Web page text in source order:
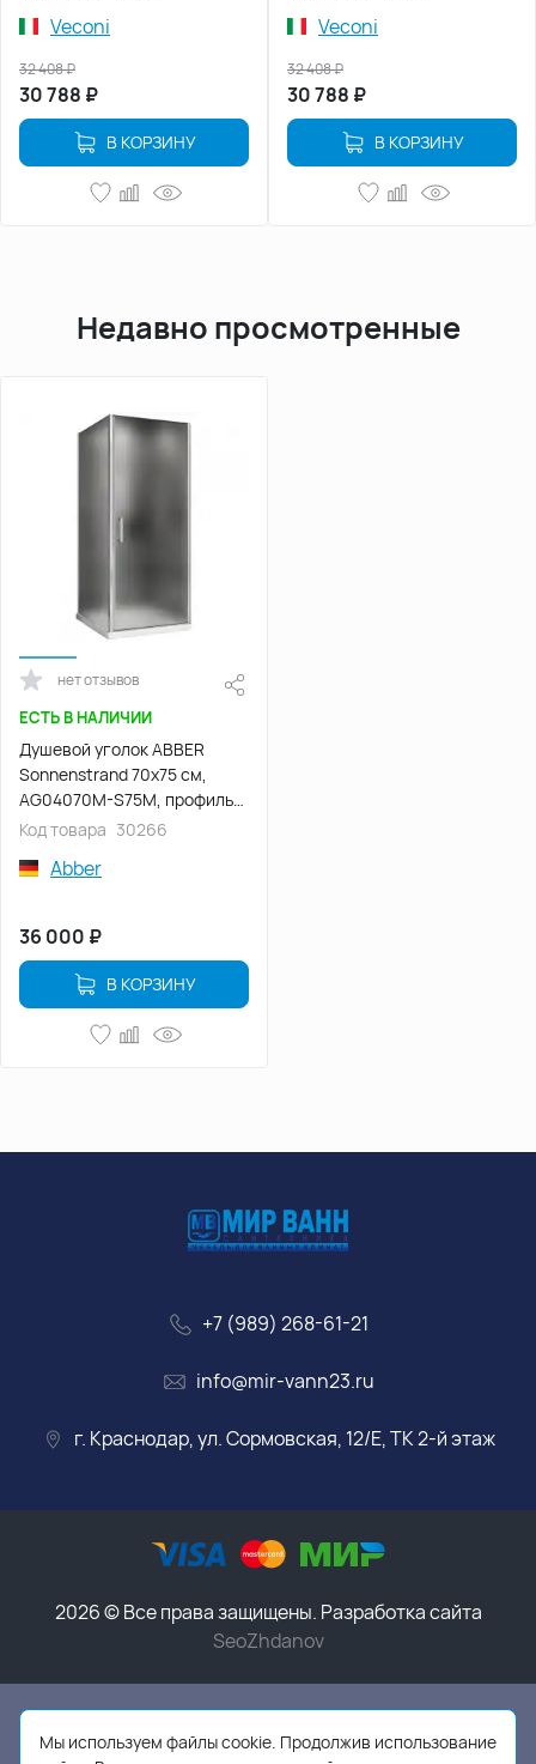
Veconi
30 788 ₽
32 408₽
В КОРЗИНУ
Veconi
30 788 ₽
32 408₽
В КОРЗИНУ
Недавно просмотренные
нет отзывов
ЕСТЬ В НАЛИЧИИ
Душевой уголок ABBER
Sonnenstrand 70х75 см,
AG04070M-S75M, профиль
хром, стекло матовое
Код товара 30266
Abber
36 000 ₽
В КОРЗИНУ
+7 (989) 268-61-21
info@mir-vann23.ru
г. Краснодар, ул. Сормовская, 12/Е, ТК 2-й этаж
2026 © Все права защищены. Разработка сайта
SeoZhdanov
Данный интернет-магазин носит исключительно
информационный характер и ни при каких условиях
Мы используем файлы cookie. Продолжив использование